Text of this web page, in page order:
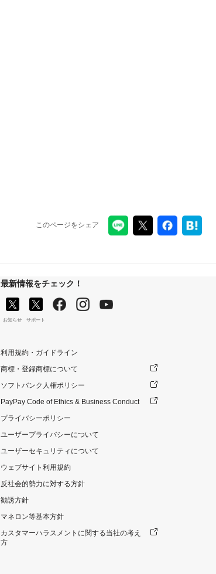
このページをシェア
最新情報をチェック！
お知らせ サポート
利用規約・ガイドライン
商標・登録商標について
ソフトバンク人権ポリシー
PayPay Code of Ethics & Business Conduct
プライバシーポリシー
ユーザープライバシーについて
ユーザーセキュリティについて
ウェブサイト利用規約
反社会的勢力に対する方針
勧誘方針
マネロン等基本方針
カスタマーハラスメントに関する当社の考え
方